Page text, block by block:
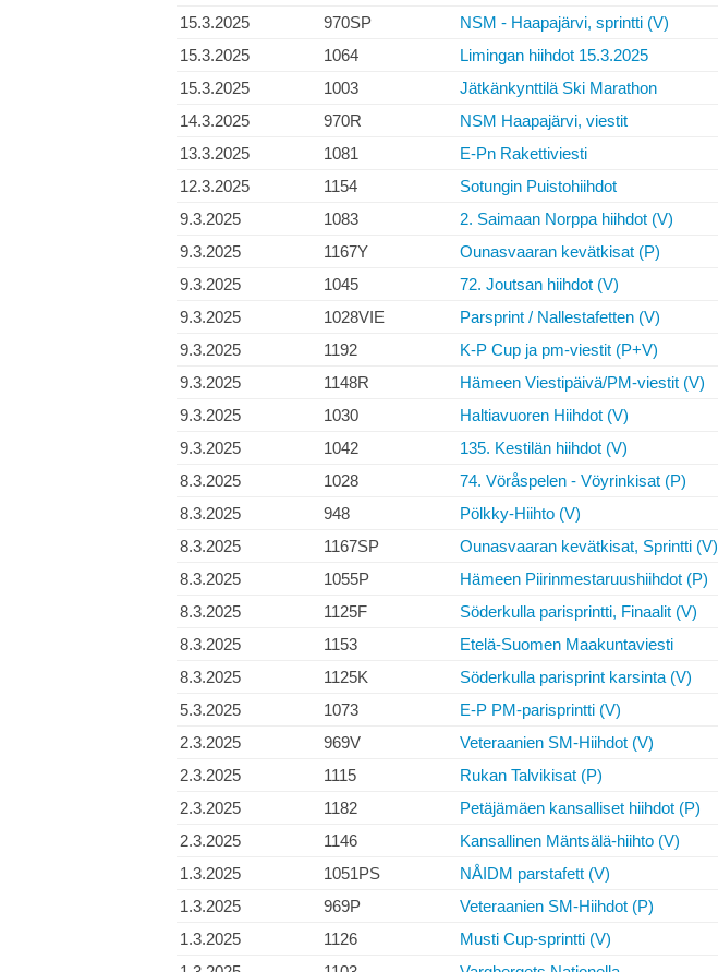
15.3.2025
970SP NSM - Haapajärvi, sprintti (V)
15.3.2025
1064 Limingan hiihdot 15.3.2025
15.3.2025
1003 Jätkänkynttilä Ski Marathon
14.3.2025
970R NSM Haapajärvi, viestit
13.3.2025
1081 E-Pn Rakettiviesti
12.3.2025
1154 Sotungin Puistohiihdot
9.3.2025
1083 2. Saimaan Norppa hiihdot (V)
9.3.2025
1167Y Ounasvaaran kevätkisat (P)
9.3.2025
1045 72. Joutsan hiihdot (V)
9.3.2025
1028VIE Parsprint / Nallestafetten (V)
9.3.2025
1192 K-P Cup ja pm-viestit (P+V)
9.3.2025
1148R Hämeen Viestipäivä/PM-viestit (V)
9.3.2025
1030 Haltiavuoren Hiihdot (V)
9.3.2025
1042 135. Kestilän hiihdot (V)
8.3.2025
1028 74. Vöråspelen - Vöyrinkisat (P)
8.3.2025
948 Pölkky-Hiihto (V)
8.3.2025
1167SP Ounasvaaran kevätkisat, Sprintti (V)
8.3.2025
1055P Hämeen Piirinmestaruushiihdot (P)
8.3.2025
1125F Söderkulla parisprintti, Finaalit (V)
8.3.2025
1153 Etelä-Suomen Maakuntaviesti
8.3.2025
1125K Söderkulla parisprint karsinta (V)
5.3.2025
1073 E-P PM-parisprintti (V)
2.3.2025
969V Veteraanien SM-Hiihdot (V)
2.3.2025
1115 Rukan Talvikisat (P)
2.3.2025
1182 Petäjämäen kansalliset hiihdot (P)
2.3.2025
1146 Kansallinen Mäntsälä-hiihto (V)
1.3.2025
1051PS NÅIDM parstafett (V)
1.3.2025
969P Veteraanien SM-Hiihdot (P)
1.3.2025
1126 Musti Cup-sprintti (V)